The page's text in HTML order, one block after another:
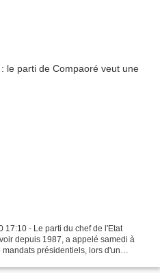
17:10 - Le parti du chef de l'Etat
depuis 1987, a appelé samedi à
présidentiels, lors d'un